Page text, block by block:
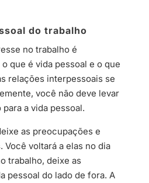
do trabalho
no trabalho é
que é vida pessoal e o que
relações interpessoais se
você não deve levar
a vida pessoal.
as preocupações e
Você voltará a elas no dia
trabalho, deixe as
pessoal do lado de fora. A